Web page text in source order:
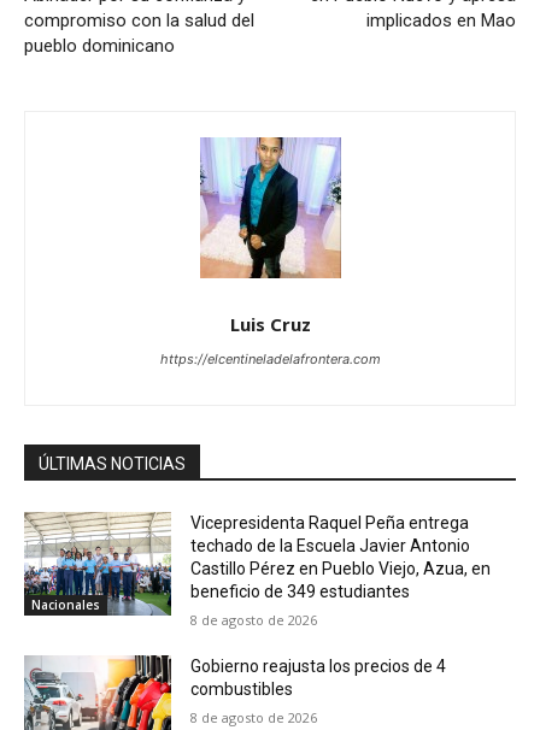
compromiso con la salud del
pueblo dominicano
implicados en Mao
Luis Cruz
https://elcentineladelafrontera.com
ÚLTIMAS NOTICIAS
Nacionales
Vicepresidenta Raquel Peña entrega
techado de la Escuela Javier Antonio
Castillo Pérez en Pueblo Viejo, Azua, en
beneficio de 349 estudiantes
8 de agosto de 2026
Gobierno reajusta los precios de 4
combustibles
8 de agosto de 2026